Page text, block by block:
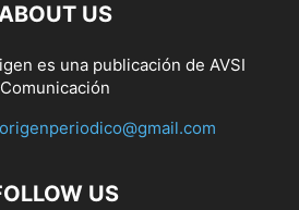
US
es una publicación de AVSI
Comunicación
US